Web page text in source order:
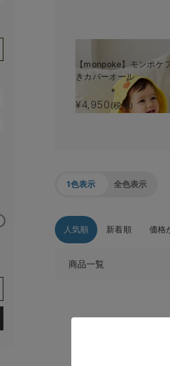
【monpoke】モンポケ
きカバーオール
¥4,950 (税込)
1色表示 全色表示
人気順 新着順 価格
商品一覧